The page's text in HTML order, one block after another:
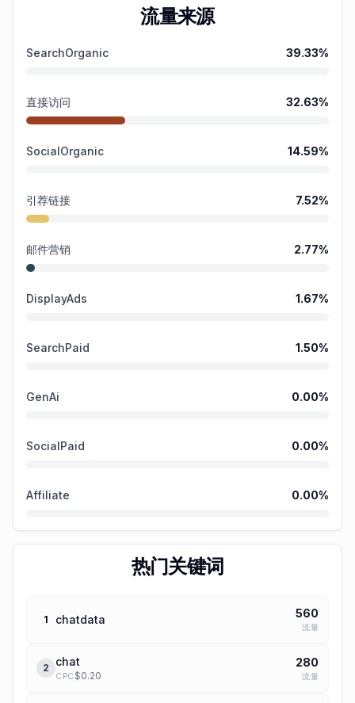
流量来源
SearchOrganic 39.33%
直接访问 32.63%
SocialOrganic 14.59%
引荐链接 7.52%
邮件营销 2.77%
DisplayAds 1.67%
SearchPaid 1.50%
GenAi 0.00%
SocialPaid 0.00%
Affiliate 0.00%
热门关键词
1 chatdata 560
流量
2 chat
CPC $0.20
280
流量